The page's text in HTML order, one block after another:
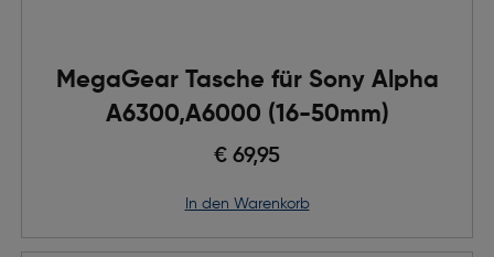
MegaGear Tasche für Sony Alpha
A6300,A6000 (16-50mm)
€ 69,95
in den Warenkorb